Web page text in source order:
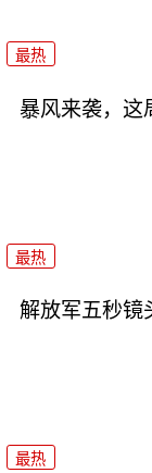
最热
暴风来袭，这
最热
解放军五秒镜
最热